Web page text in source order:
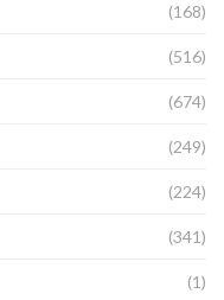
(168)
(516)
(674)
(249)
(224)
(341)
(1)